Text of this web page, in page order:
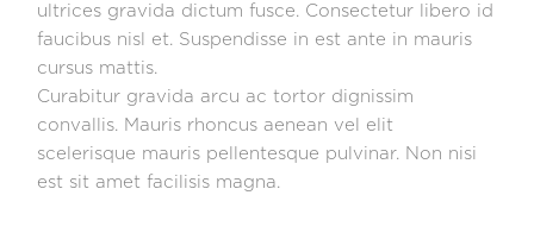
ultrices gravida dictum fusce. Consectetur libero id
faucibus nisl et. Suspendisse in est ante in mauris
cursus mattis.
Curabitur gravida arcu ac tortor dignissim
convallis. Mauris rhoncus aenean vel elit
scelerisque mauris pellentesque pulvinar. Non nisi
est sit amet facilisis magna.